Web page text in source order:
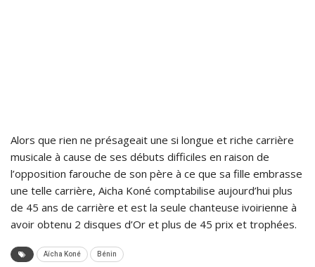
Alors que rien ne présageait une si longue et riche carrière
musicale à cause de ses débuts difficiles en raison de
l’opposition farouche de son père à ce que sa fille embrasse
une telle carrière, Aicha Koné comptabilise aujourd’hui plus
de 45 ans de carrière et est la seule chanteuse ivoirienne à
avoir obtenu 2 disques d’Or et plus de 45 prix et trophées.
Aïcha Koné Bénin